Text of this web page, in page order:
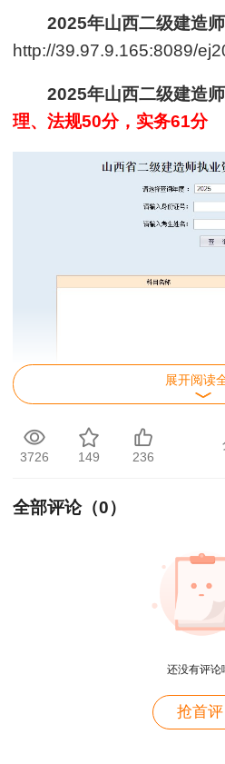
2025年山西二级建造
http://39.97.9.165:8089/
2025年山西二级建造
理、法规50分，实务61分
展开阅读
3726 149 236
全部评论（0）
还没有评论
抢首评